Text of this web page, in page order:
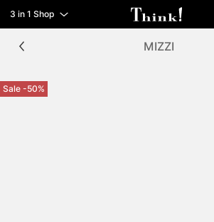
3 in 1 Shop
MIZZI
Sale -50%